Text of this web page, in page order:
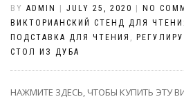
BY ADMIN JULY 25, 2020 NO
ВИКТОРИАНСКИЙ СТЕНД ДЛЯ
ПОДСТАВКА ДЛЯ ЧТЕНИЯ ,
СТОЛ ИЗ ДУБА
НАЖМИТЕ ЗДЕСЬ, ЧТОБЫ КУПИТЬ ЭТУ